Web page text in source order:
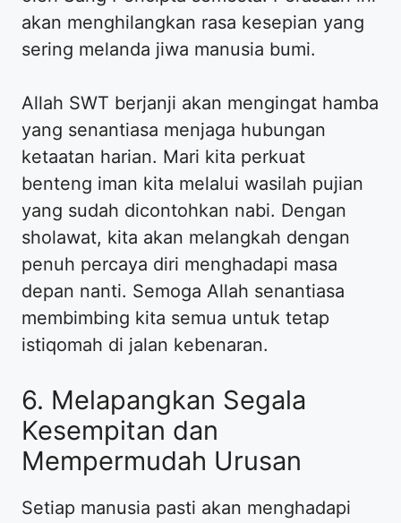
akan menghilangkan rasa kesepian yang
sering melanda jiwa manusia bumi.
Allah SWT berjanji akan mengingat hamba
yang senantiasa menjaga hubungan
ketaatan harian. Mari kita perkuat
benteng iman kita melalui wasilah pujian
yang sudah dicontohkan nabi. Dengan
sholawat, kita akan melangkah dengan
penuh percaya diri menghadapi masa
depan nanti. Semoga Allah senantiasa
membimbing kita semua untuk tetap
istiqomah di jalan kebenaran.
6. Melapangkan Segala
Kesempitan dan
Mempermudah Urusan
Setiap manusia pasti akan menghadapi